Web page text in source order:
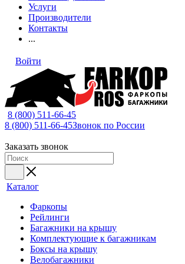
Услуги
Производители
Контакты
...
Войти
8 (800) 511-66-45
8 (800) 511-66-45Звонок по России
Заказать звонок
Каталог
Фаркопы
Рейлинги
Багажники на крышу
Комплектующие к багажникам
Боксы на крышу
Велобагажники